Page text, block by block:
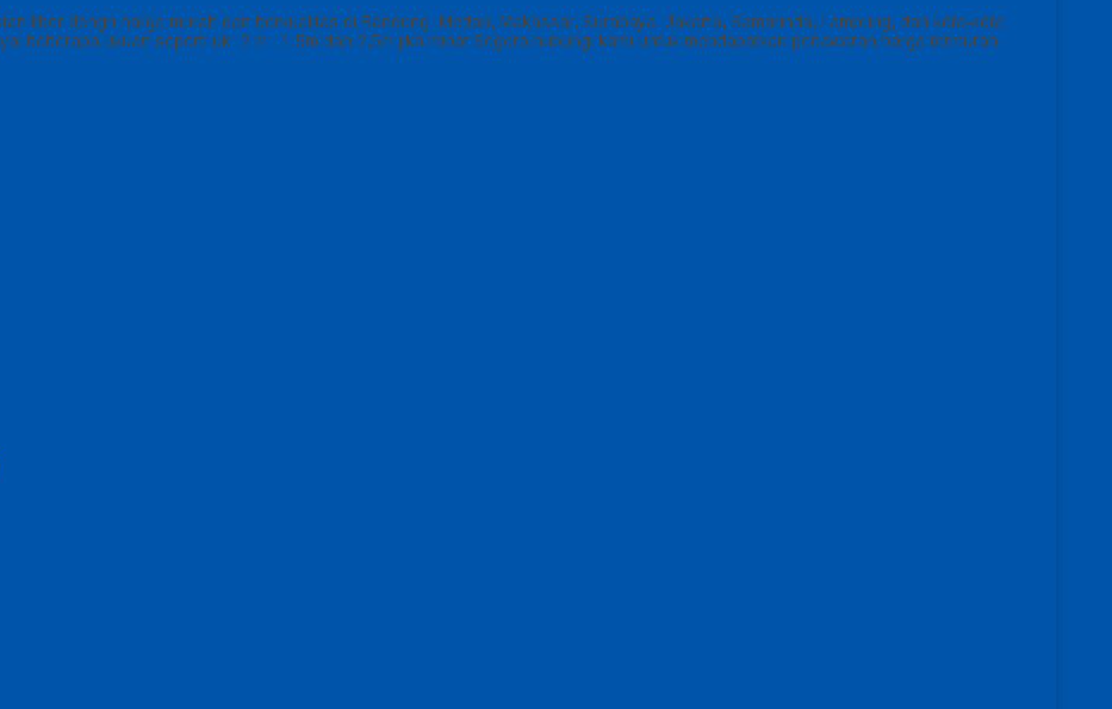
fiber dengn harga murah dan berkualitas di Bandung, Medan, Makassar, Surabaya, Jakarta, Samarinda, Lampung, dan kota-kota
beberapa ukuan seperti uk 2 m , 1,5m dan 2,5m jika minat Segera hubungi kami untuk mendapatkan penawaran harga termurah